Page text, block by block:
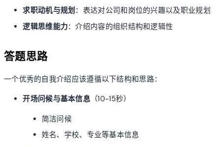
求职动机与规划 ：表达对公司和岗位的兴趣以及职业规划
逻辑思维能力：介绍内容的组织结构和逻辑性
答题思路
一个优秀的自我介绍应该遵循以下结构和思路：
开场问候与基本信息 （10-15秒）
简洁问候
姓名、学校、专业等基本信息